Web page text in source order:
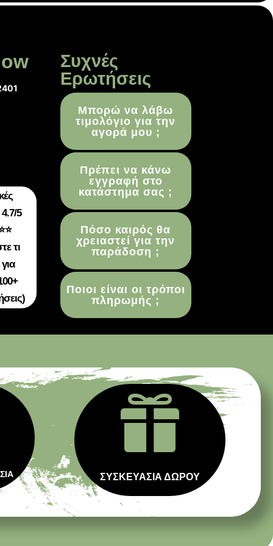
5
τι
Συχνές
Ερωτήσεις
Μπορώ να λάβω
τιμολόγιο για την
αγορά μου ;
Πρέπει να κάνω
εγγραφή στο
κατάστημα σας ;
Πόσο καιρός θα
χρειαστεί για την
παράδοση ;
Ποιοι είναι οι τρόποι
πληρωμής ;

ΣΥΣΚΕΥΑΣΙΑ ΔΩΡΟΥ